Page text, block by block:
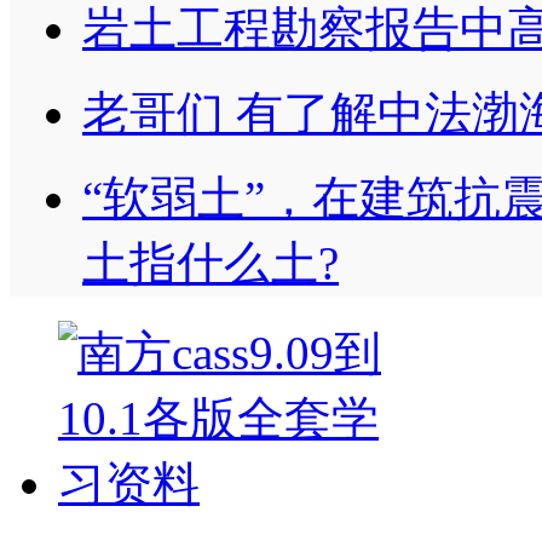
岩土工程勘察报告中
老哥们 有了解中法渤
“软弱土”，在建筑抗
土指什么土?